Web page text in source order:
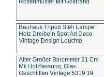
Rosenmuster Mit Goldrand
Bauhaus Tripod Steh Lampe
Holz Dreibein Spot Art Deco
Vintage Design Leuchte
Alter Großer Barometer 21 Cm
Mit Holzfassung, Glas
Geschliffen Vintage 5319 19